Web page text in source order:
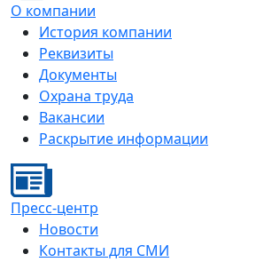
О компании
История компании
Реквизиты
Документы
Охрана труда
Вакансии
Раскрытие информации
Пресс-центр
Новости
Контакты для СМИ